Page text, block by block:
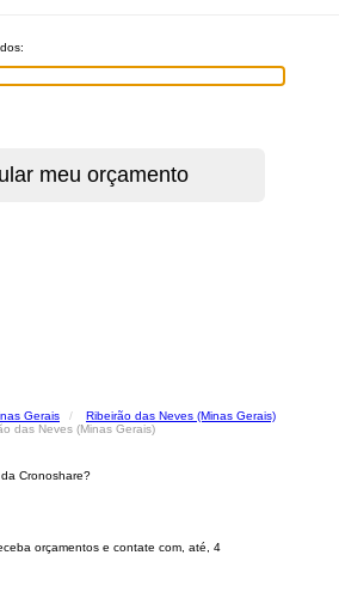
Gerais
Ribeirão das Neves (Minas Gerais)
das Neves (Minas Gerais)
Cronoshare?
orçamentos e contate com, até, 4